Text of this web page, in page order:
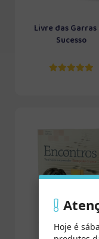
Livre das
Sucesso
Hoje é